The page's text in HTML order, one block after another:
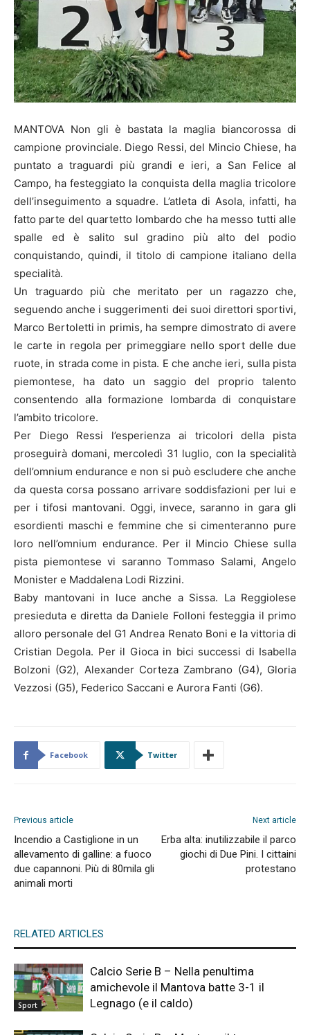
MANTOVA Non gli è bastata la maglia biancorossa di
campione provinciale. Diego Ressi, del Mincio Chiese, ha
puntato a traguardi più grandi e ieri, a San Felice al
Campo, ha festeggiato la conquista della maglia tricolore
dell’inseguimento a squadre. L’atleta di Asola, infatti, ha
fatto parte del quartetto lombardo che ha messo tutti alle
spalle ed è salito sul gradino più alto del podio
conquistando, quindi, il titolo di campione italiano della
specialità.
Un traguardo più che meritato per un ragazzo che,
seguendo anche i suggerimenti dei suoi direttori sportivi,
Marco Bertoletti in primis, ha sempre dimostrato di avere
le carte in regola per primeggiare nello sport delle due
ruote, in strada come in pista. E che anche ieri, sulla pista
piemontese, ha dato un saggio del proprio talento
consentendo alla formazione lombarda di conquistare
l’ambito tricolore.
Per Diego Ressi l’esperienza ai tricolori della pista
proseguirà domani, mercoledì 31 luglio, con la specialità
dell’omnium endurance e non si può escludere che anche
da questa corsa possano arrivare soddisfazioni per lui e
per i tifosi mantovani. Oggi, invece, saranno in gara gli
esordienti maschi e femmine che si cimenteranno pure
loro nell’omnium endurance. Per il Mincio Chiese sulla
pista piemontese vi saranno Tommaso Salami, Angelo
Monister e Maddalena Lodi Rizzini.
Baby mantovani in luce anche a Sissa. La Reggiolese
presieduta e diretta da Daniele Folloni festeggia il primo
alloro personale del G1 Andrea Renato Boni e la vittoria di
Cristian Degola. Per il Gioca in bici successi di Isabella
Bolzoni (G2), Alexander Corteza Zambrano (G4), Gloria
Vezzosi (G5), Federico Saccani e Aurora Fanti (G6).
Facebook Twitter
Previous article
Incendio a Castiglione in un
allevamento di galline: a fuoco
due capannoni. Più di 80mila gli
animali morti
Next article
Erba alta: inutilizzabile il parco
giochi di Due Pini. I cittaini
protestano
RELATED ARTICLES
Sport
Calcio Serie B – Nella penultima
amichevole il Mantova batte 3-1 il
Legnago (e il caldo)